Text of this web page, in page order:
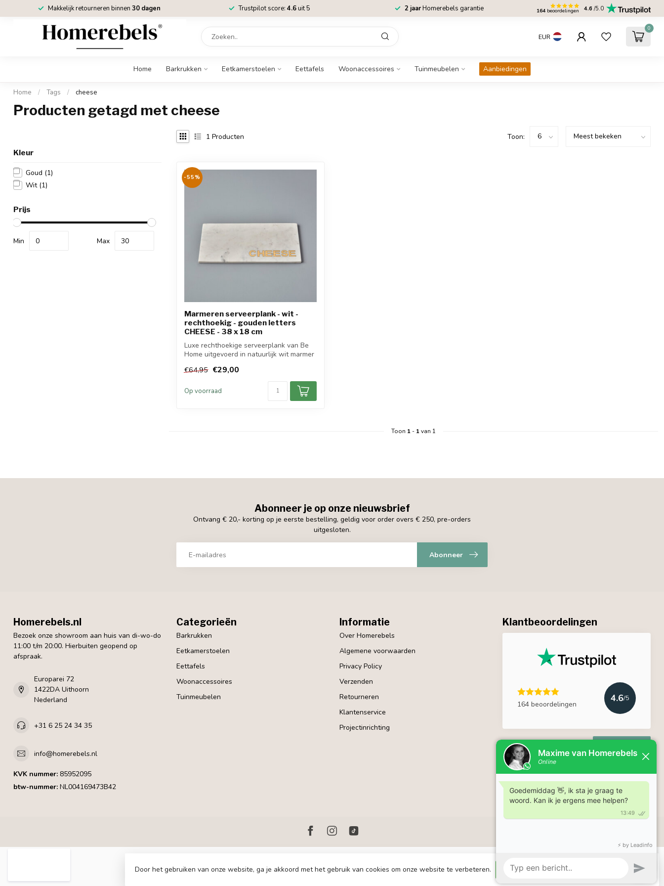
Makkelijk retourneren binnen 30 dagen Trustpilot score: 4.6uit 5 2 jaarHomerebels garantie 164 beoordelingen 4.6 /5.0
EUR
0
Home Barkrukken Eetkamerstoelen Eettafels Woonaccessoires Tuinmeubelen Aanbiedingen
Home / Tags / cheese
Producten getagd met cheese
Kleur
Goud (1)
Wit (1)
Prijs
Min Max
1 Producten Toon:
-55%
Marmeren serveerplank - wit -
rechthoekig - gouden letters
CHEESE - 38 x 18 cm
Luxe rechthoekige serveerplank van Be
Home uitgevoerd in natuurlijk wit marmer
€64,95 €29,00
Op voorraad
Toon 1- 1van 1
Abonneer je op onze nieuwsbrief
Ontvang € 20,- korting op je eerste bestelling, geldig voor order overs € 250, pre-orders
uitgesloten.
Abonneer
Homerebels.nl
Bezoek onze showroom aan huis van di-wo-do
11:00 t/m 20:00. Hierbuiten geopend op
afspraak.
Europarei 72
1422DA Uithoorn
Nederland
+31 6 25 24 34 35
info@homerebels.nl
KVK nummer: 85952095
btw-nummer: NL004169473B42
Categorieën
Barkrukken
Eetkamerstoelen
Eettafels
Woonaccessoires
Tuinmeubelen
Informatie
Over Homerebels
Algemene voorwaarden
Privacy Policy
Verzenden
Retourneren
Klantenservice
Projectinrichting
Klantbeoordelingen
164 beoordelingen
4.6/5
© Copyright 2026 Homerebels.nl - Development:emarkable
Door het gebruiken van onze website, ga je akkoord met het gebruik van cookies om onze website te verbeteren. Dit bericht verbergen Meer over cookies »